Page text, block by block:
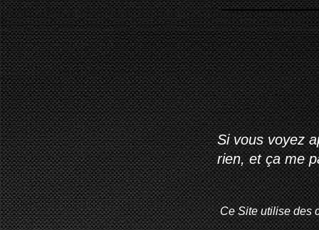
Si vous voyez
rien, et ça me
Ce Site utilise des